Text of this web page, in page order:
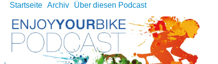
Startseite Archiv Über diesen Podcast